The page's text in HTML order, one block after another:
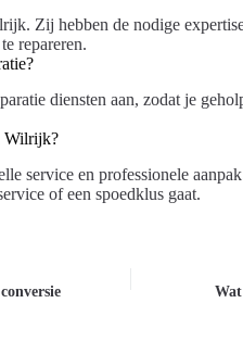
Zij hebben de nodige
repareren.
diensten aan, zodat je
Wilrijk?
service en professionele
of een spoedklus gaat.